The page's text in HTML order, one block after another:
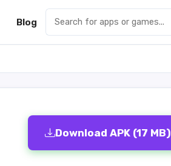
Blog
Download APK (17 MB)